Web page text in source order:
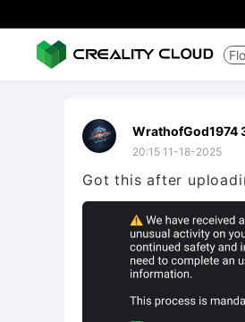
WrathofGod1974
20:15 11-18-2025
Got this after